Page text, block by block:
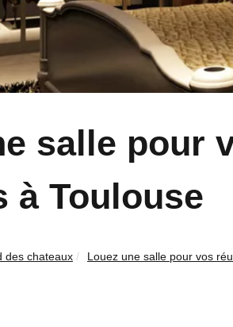
salle pour
à Toulouse
des chateaux Louez une salle pour vos